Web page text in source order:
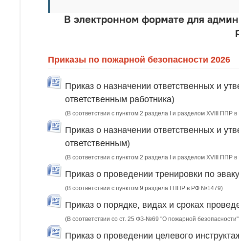
В электронном формате для
Приказы по пожарной безопасности 2026
Приказ о назначении ответственных и
ответственным работника)
(В соответствии с пунктом 2 раздела I и разделом XVIII
Приказ о назначении ответственных и
ответственным)
(В соответствии с пунктом 2 раздела I и разделом XVIII
Приказ о проведении тренировки по
(В соответствии с пунктом 9 раздела I ППР в РФ №1479)
Приказ о порядке, видах и сроках
(В соответствии со ст. 25 ФЗ-№69 "О пожарной
Приказ о проведении целевого